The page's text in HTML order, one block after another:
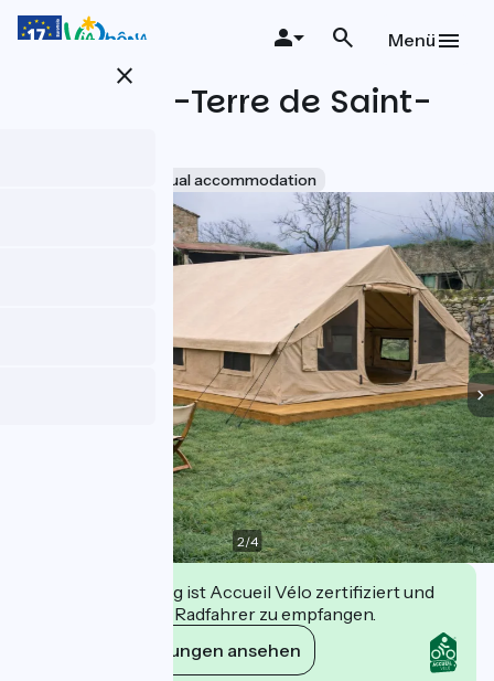
Direkt
zum
close
Menü
Le Pied-à-Terre de Saint-
Unusual accommodation
2/4
Diese Einrichtung ist Accueil Vélo zertifiziert und
verpflichtet sich, Radfahrer zu empfangen.
Ihre Verpflichtungen ansehen